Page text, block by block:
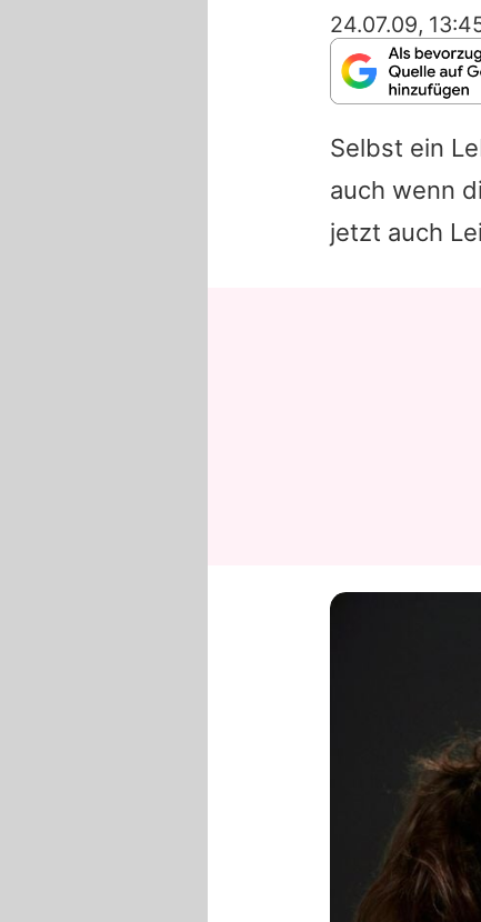
24.07.09,
Selbst ein
auch wenn
jetzt auch